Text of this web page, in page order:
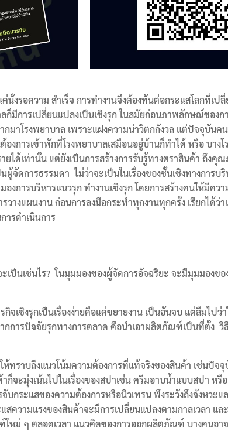
นั่งรอความ สำเร็จ การทำงานจึงต้องทันต่อกระแสโลกที่เ
มีการเปลี่ยนแปลงเป็นเชิงรุก ในสมัยก่อนภาพลักษณ์ของก
าโรงพยาบาล เพราะแฝงความน่าวิตกกังวล แต่ปัจจุบันคน
งการเข้าพักที่โรงพยาบาลเสมือนอยู่บ้านก็ทำได้ หรือ บาง
ยได้เท่านั้น แต่ยังเป็นการสร้างการรับรู้ทางตราสินค้า ถึงคุ
จัดการธรรมดา ไม่ว่าจะเป็นในเรื่องของชั้นเชิงทางการบ
การบริหารแนวรุก ทำงานเชิงรุก โดยการสร้างคนให้มีคว
างแผนงาน ก่อนการลงมือกระทำทุกงานทุกครั้ง เรียกได้ว่
ารดำเนินการ
เป็นเช่นไร? ในมุมมองของผู้จัดการอัจฉริยะ จะมีมุมมองขอ
จเชิงรุกเป็นเรื่องง่ายคือแค่ขยายงาน เป็นอันจบ แต่ลืมไปว่
กการปัจจัยรุกทางการตลาด คือนำเอาผลิตภัณฑ์เป็นที่ตั้ง วิ
ทราบถึงแนวโน้มความต้องการที่แท้จริงของสินค้า เช่นปัจจุ
จะมุ่งเน้นไปในเรื่องของสปาเช่น ครีมอาบน้ำแบบสปา หรื
ระแสของความต้องการหรือนิวเทรน พึงระวังถึงจังหวะแ
ความแรงของสินค้าจะมีการเปลี่ยนแปลงตามกาลเวลา แล
ม่ ๆ ตลอดเวลา แนวคิดของการออกผลิตภัณฑ์ บางคนอา